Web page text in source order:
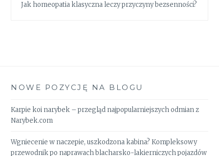
Jak homeopatia klasyczna leczy przyczyny bezsenności?
NOWE POZYCJĘ NA BLOGU
Karpie koi narybek – przegląd najpopularniejszych odmian z
Narybek.com
Wgniecenie w naczepie, uszkodzona kabina? Kompleksowy
przewodnik po naprawach blacharsko-lakierniczych pojazdów